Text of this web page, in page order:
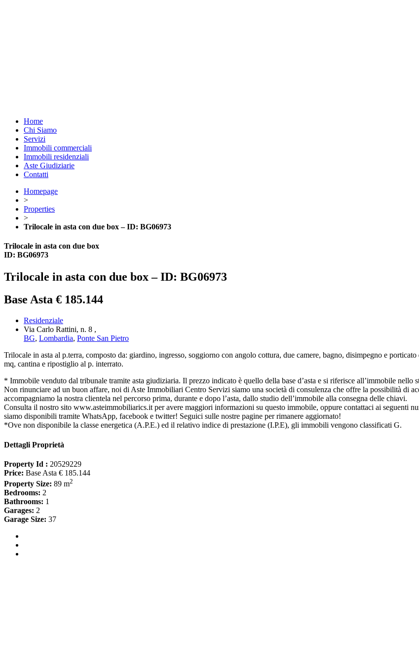
Home
Chi Siamo
Servizi
Immobili commerciali
Immobili residenziali
Aste Giudiziarie
Contatti
Homepage
>
Properties
>
Trilocale in asta con due box – ID: BG06973
Trilocale in asta con due box
ID: BG06973
Trilocale in asta con due box – ID: BG06973
Base Asta € 185.144
Residenziale
Via Carlo Rattini, n. 8 ,
BG, Lombardia, Ponte San Pietro
Trilocale in asta al p.terra, composto da: giardino, ingresso, soggiorno con angolo cottura, due camere, bagno, disimpegno e
mq, cantina e ripostiglio al p. interrato.
* Immobile venduto dal tribunale tramite asta giudiziaria. Il prezzo indicato è quello della base d’asta e si riferisce all’immobile nello
Non rinunciare ad un buon affare, noi di Aste Immobiliari Centro Servizi siamo una società di consulenza che offre la possibilità di
accompagniamo la nostra clientela nel percorso prima, durante e dopo l’asta, dallo studio dell’immobile alla consegna delle chiavi.
Consulta il nostro sito www.asteimmobiliarics.it per avere maggiori informazioni su questo immobile, oppure contattaci ai seguenti
siamo disponibili tramite WhatsApp, facebook e twitter! Seguici sulle nostre pagine per rimanere aggiornato!
*Ove non disponibile la classe energetica (A.P.E.) ed il relativo indice di prestazione (I.P.E), gli immobili vengono classificati G.
Dettagli Proprietà
Property Id : 20529229
Price: Base Asta € 185.144
Property Size: 89 m2
Bedrooms: 2
Bathrooms: 1
Garages: 2
Garage Size: 37